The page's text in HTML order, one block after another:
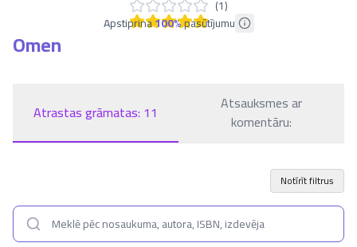
(1)
Apstiprina100%pasūtījumu
Omen
Atrastas grāmatas: 11
Atsauksmes ar
komentāru:
Notīrīt filtrus